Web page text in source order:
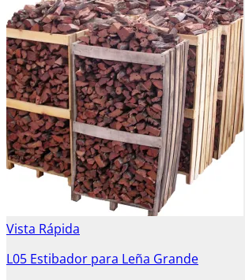
Vista Rápida
L05 Estibador para Leña Grande